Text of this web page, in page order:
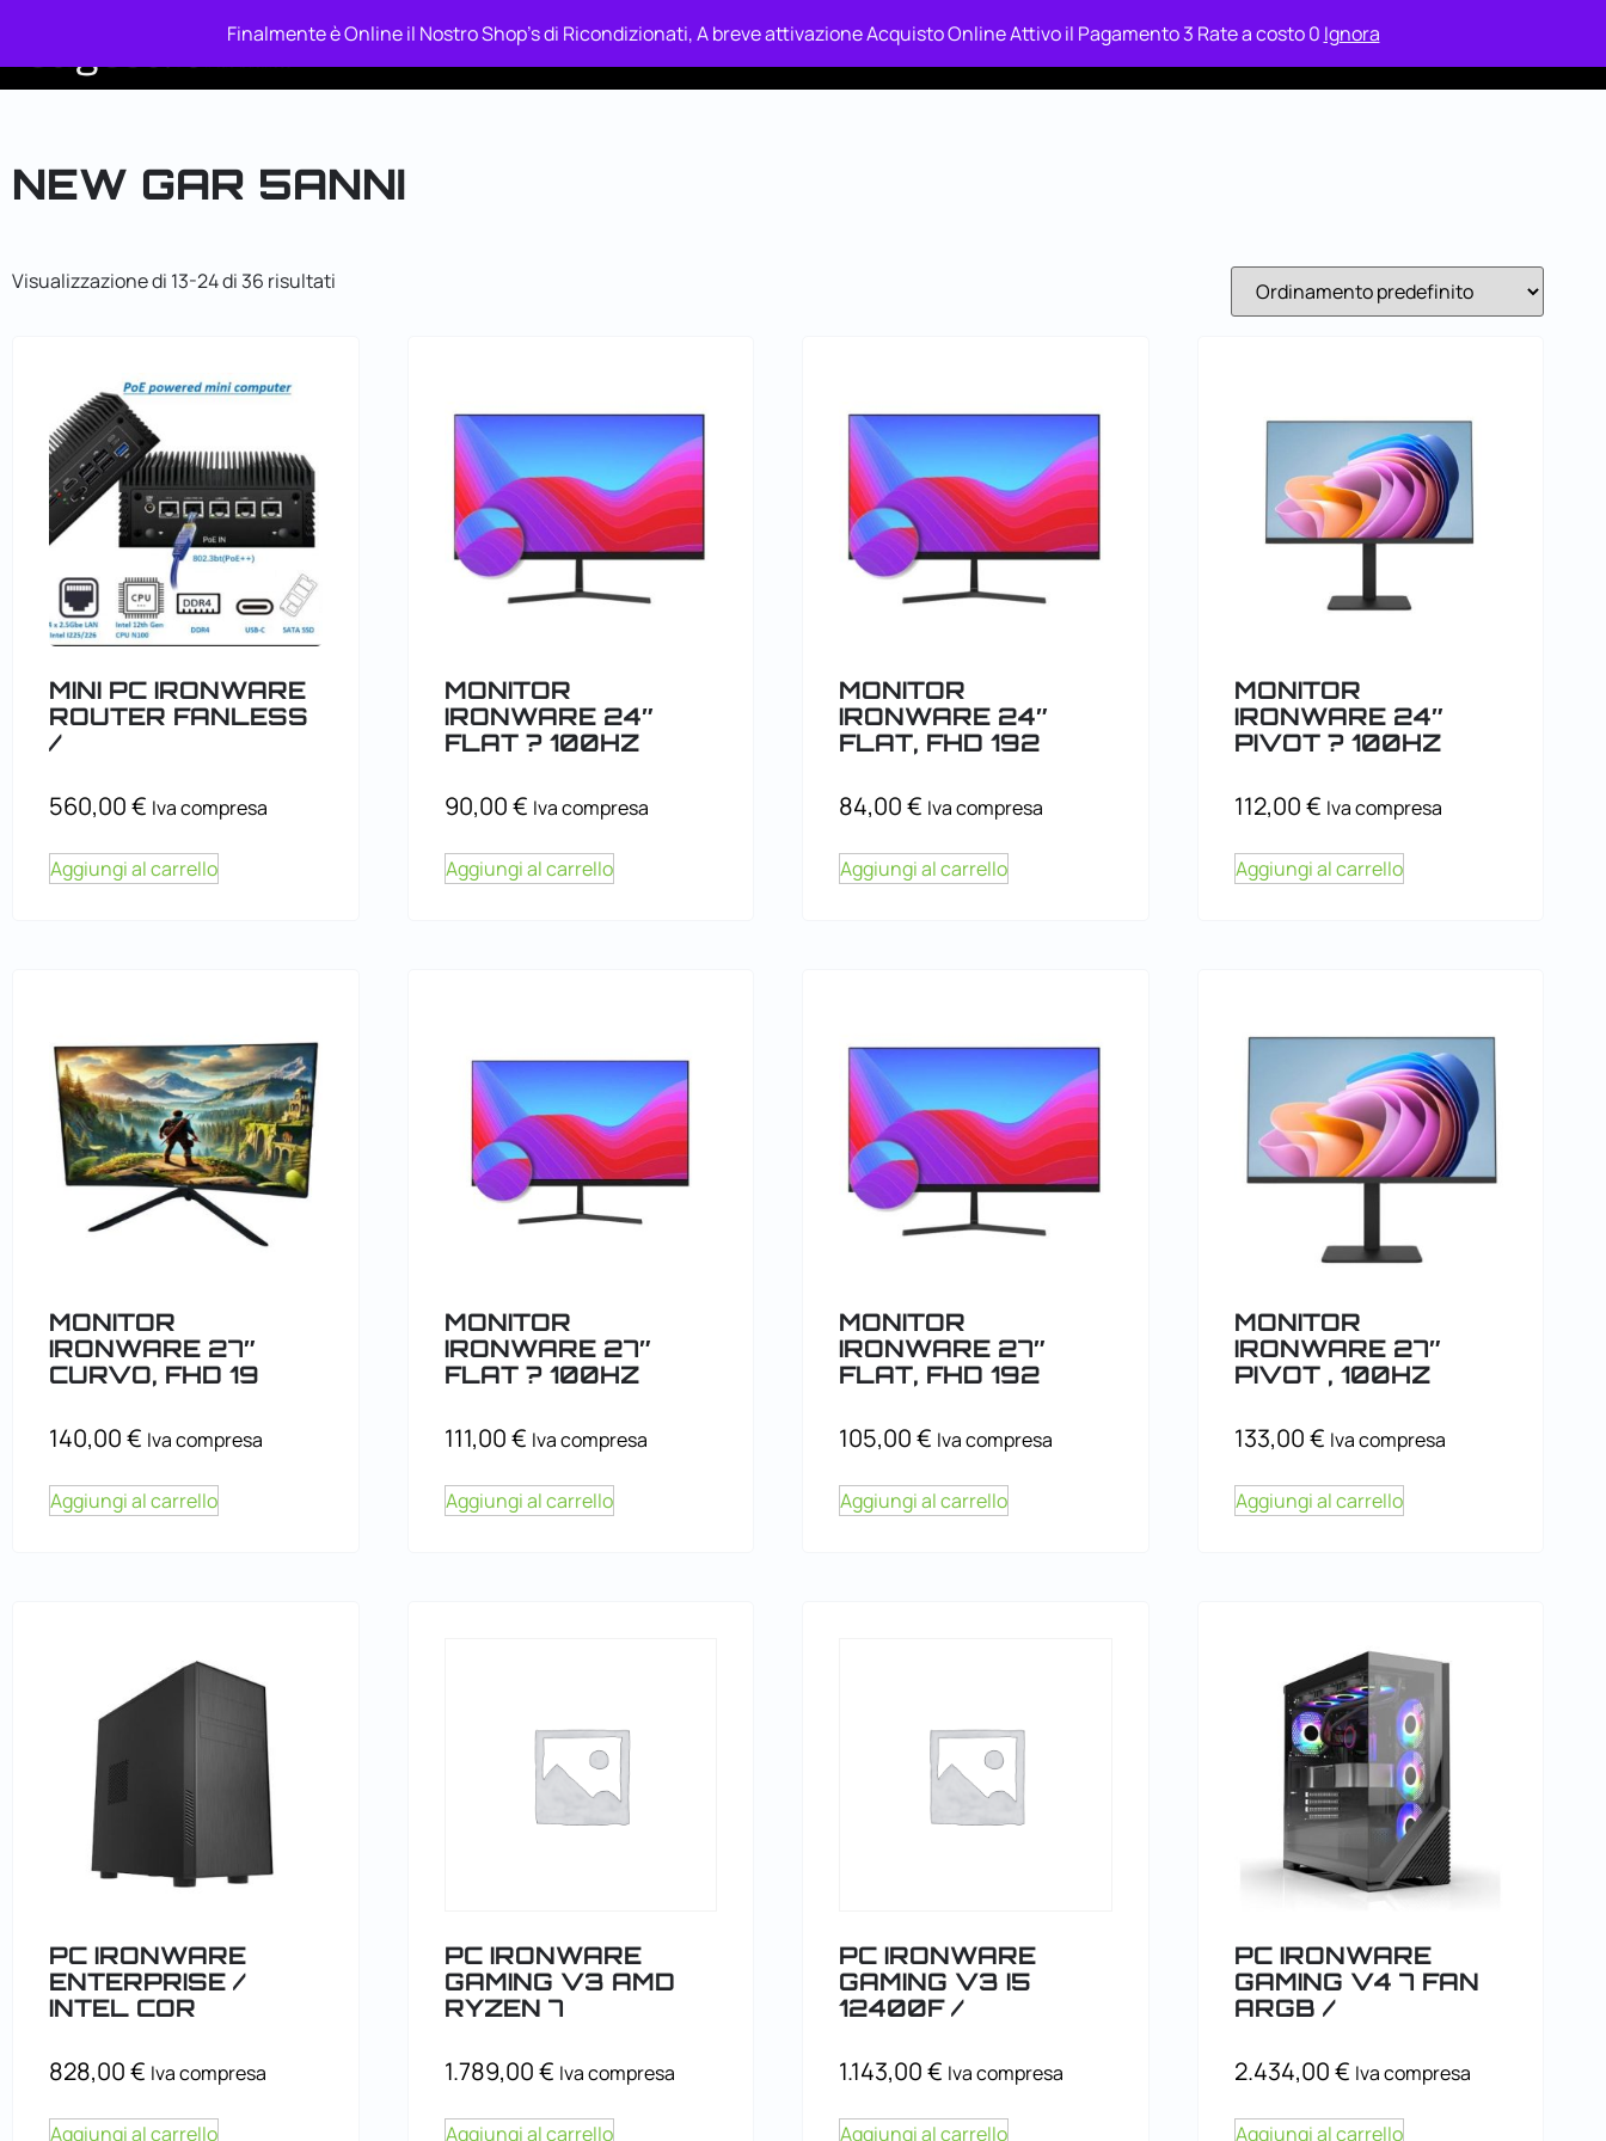
Finalmente è Online il Nostro Shop's di Ricondizionati, A breve attivazione Acquisto Online Attivo il Pagamento 3 Rate a costo 0 Ignora
Piano Relax Backup & Recupero Dati Shop’s In Relax Tecnologia In Relax Case Study Area Clienti Relax
NEW GAR 5ANNI
Visualizzazione di 13-24 di 36 risultati
MINI PC IRONWARE
ROUTER FANLESS
/
560,00€ Iva compresa
Aggiungi al carrello
MONITOR
IRONWARE 24″
FLAT ? 100HZ
90,00€ Iva compresa
Aggiungi al carrello
MONITOR
IRONWARE 24″
FLAT, FHD 192
84,00€ Iva compresa
Aggiungi al carrello
MONITOR
IRONWARE 24″
PIVOT ? 100HZ
112,00€ Iva compresa
Aggiungi al carrello
MONITOR
IRONWARE 27″
CURVO, FHD 19
140,00€ Iva compresa
Aggiungi al carrello
MONITOR
IRONWARE 27″
FLAT ? 100HZ
111,00€ Iva compresa
Aggiungi al carrello
MONITOR
IRONWARE 27″
FLAT, FHD 192
105,00€ Iva compresa
Aggiungi al carrello
MONITOR
IRONWARE 27″
PIVOT , 100HZ
133,00€ Iva compresa
Aggiungi al carrello
PC IRONWARE
ENTERPRISE /
INTEL COR
828,00€ Iva compresa
Aggiungi al carrello
PC IRONWARE
GAMING V3 AMD
RYZEN 7
1.789,00€ Iva compresa
Aggiungi al carrello
PC IRONWARE
GAMING V3 I5
12400F /
1.143,00€ Iva compresa
Aggiungi al carrello
PC IRONWARE
GAMING V4 7 FAN
ARGB /
2.434,00€ Iva compresa
Aggiungi al carrello